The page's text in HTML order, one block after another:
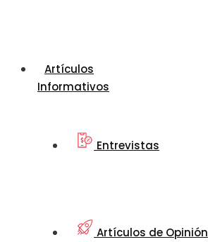
Artículos
Informativos
Entrevistas
Artículos de Opinión